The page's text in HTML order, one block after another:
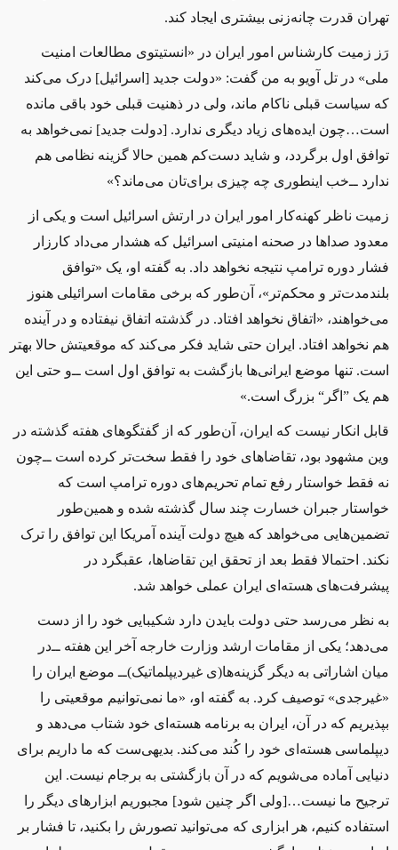
تهران قدرت چانه‌زنی بیشتری ایجاد کند.
رَز زمیت کارشناس امور ایران در «انستیتوی مطالعات امنیت
ملی» در تل آویو به من گفت: «دولت جدید [اسرائیل] درک می‌کند
که سیاست قبلی ناکام ماند، ولی در ذهنیت قبلی خود باقی مانده
است…چون ایده‌های زیاد دیگری ندارد. [دولت جدید] نمی‌خواهد به
توافق اول برگردد، و شاید دست‌کم همین حالا گزینه نظامی هم
ندارد ‌ــ‌خب اینطوری چه چیزی برای‌تان می‌ماند؟»
زمیت ناظر کهنه‌کار امور ایران در ارتش اسرائیل است و یکی از
معدود صداها در صحنه امنیتی اسرائیل که هشدار می‌داد کارزار
فشار دوره ترامپ نتیجه نخواهد داد. به گفته او، یک «توافق
بلندمدت‌تر و محکم‌تر»، آن‌طور که برخی مقامات اسرائیلی هنوز
می‌خواهند، «اتفاق نخواهد افتاد. در گذشته اتفاق نیفتاده و در آینده
هم نخواهد افتاد. ایران حتی شاید فکر می‌کند که موقعیتش حالا بهتر
است. تنها موضع ایرانی‌ها بازگشت به توافق اول است ‌ــ‌و حتی این
هم یک ”اگر“ بزرگ است.»
قابل انکار نیست که ایران، آن‌طور که از گفتگوهای هفته گذشته در
وین مشهود بود، تقاضاهای خود را فقط سخت‌تر کرده است ‌ــ‌چون
نه فقط خواستار رفع تمام تحریم‌های دوره ترامپ است که
خواستار جبران خسارت چند سال گذشته شده و همین‌طور
تضمین‌هایی می‌خواهد ‌که هیچ دولت آینده آمریکا این توافق را ترک
نکند. احتمالا فقط بعد از تحقق این تقاضاها، عقبگرد در
پیشرفت‌های هسته‌ای ایران عملی خواهد شد.
به نظر می‌رسد حتی دولت بایدن دارد شکیبایی خود را از دست
می‌دهد؛ یکی از مقامات ارشد وزارت خارجه آخر این هفته ‌ــ‌در
میان اشاراتی به دیگر گزینه‌ها(ی غیردیپلماتیک)‌ــ‌ موضع ایران را
«غیرجدی» توصیف کرد. به گفته او، «ما نمی‌توانیم موقعیتی را
بپذیریم که در آن، ایران به برنامه هسته‌ای خود شتاب می‌دهد و
دیپلماسی هسته‌ای خود را کُند می‌کند. بدیهی‌ست که ما داریم برای
دنیایی آماده می‌شویم که در آن بازگشتی به برجام نیست. این
ترجیح ما نیست…[ولی اگر چنین شود] مجبوریم ابزارهای دیگر را
استفاده کنیم، هر ابزاری که می‌توانید تصورش را بکنید، تا فشار بر